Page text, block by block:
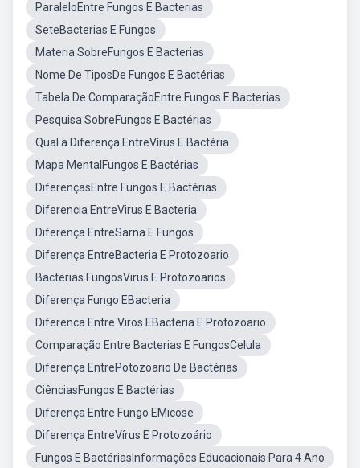
ParaleloEntre Fungos E Bacterias
SeteBacterias E Fungos
Materia SobreFungos E Bacterias
Nome De TiposDe Fungos E Bactérias
Tabela De ComparaçãoEntre Fungos E Bacterias
Pesquisa SobreFungos E Bactérias
Qual a Diferença EntreVírus E Bactéria
Mapa MentalFungos E Bactérias
DiferençasEntre Fungos E Bactérias
Diferencia EntreVirus E Bacteria
Diferença EntreSarna E Fungos
Diferença EntreBacteria E Protozoario
Bacterias FungosVirus E Protozoarios
Diferença Fungo EBacteria
Diferenca Entre Viros EBacteria E Protozoario
Comparação Entre Bacterias E FungosCelula
Diferença EntrePotozoario De Bactérias
CiênciasFungos E Bactérias
Diferença Entre Fungo EMicose
Diferença EntreVírus E Protozoário
Fungos E BactériasInformações Educacionais Para 4 Ano